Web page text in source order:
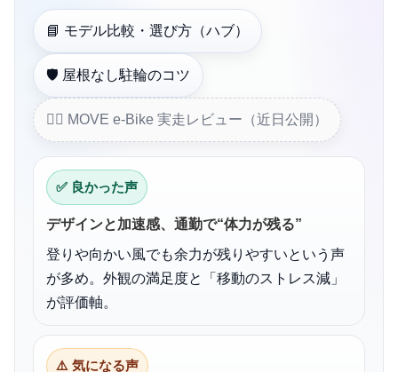
📘 モデル比較・選び方（ハブ）
🛡️ 屋根なし駐輪のコツ
🚴‍♂️ MOVE e-Bike 実走レビュー（近日公開）
✅ 良かった声
デザインと加速感、通勤で“体力が残る”
登りや向かい風でも余力が残りやすいという声
が多め。外観の満足度と「移動のストレス減」
が評価軸。
⚠️ 気になる声